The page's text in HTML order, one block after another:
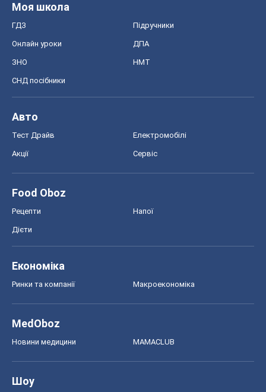
Моя школа
ГДЗ Підручники
Онлайн уроки ДПА
ЗНО НМТ
СНД посібники
Авто
Тест Драйв Електромобілі
Акції Сервіс
Food Oboz
Рецепти Напої
Дієти
Економіка
Ринки та компанії Макроекономіка
MedOboz
Новини медицини MAMACLUB
Шоу